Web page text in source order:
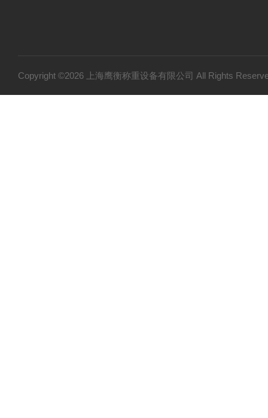
Copyright ©2026 上海鹰衡称重设备有限公司 All Rights